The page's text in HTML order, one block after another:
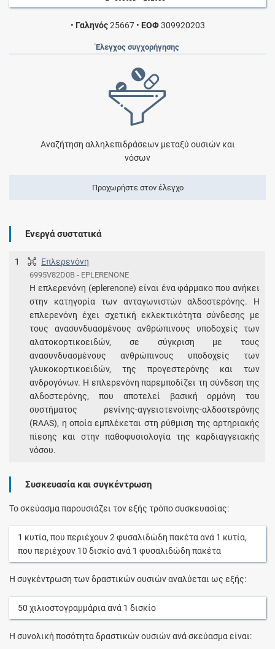
• Γαληνός25667 • ΕΟΦ309920203
Έλεγχος συγχορήγησης
Αναζήτηση αλληλεπιδράσεων μεταξύ ουσιών και
νόσων
Προχωρήστε στον έλεγχο
Ενεργά συστατικά
1 Επλερενόνη
6995V82D0B - EPLERENONE
Η επλερενόνη (eplerenone) είναι ένα φάρμακο που ανήκει
στην κατηγορία των ανταγωνιστών αλδοστερόνης. Η
επλερενόνη έχει σχετική εκλεκτικότητα σύνδεσης με
τους ανασυνδυασμένους ανθρώπινους υποδοχείς των
αλατοκορτικοειδών, σε σύγκριση με τους
ανασυνδυασμένους ανθρώπινους υποδοχείς των
γλυκοκορτικοειδών, της προγεστερόνης και των
ανδρογόνων. Η επλερενόνη παρεμποδίζει τη σύνδεση της
αλδοστερόνης, που αποτελεί βασική ορμόνη του
συστήματος ρενίνης-αγγειοτενσίνης-αλδοστερόνης
(RAAS), η οποία εμπλέκεται στη ρύθμιση της αρτηριακής
πίεσης και στην παθοφυσιολογία της καρδιαγγειακής
νόσου.
Συσκευασία και συγκέντρωση
Το σκεύασμα παρουσιάζει τον εξής τρόπο συσκευασίας:
1 κυτία, που περιέχουν2 φυσαλιδώδη πακέταανά 1 κυτία,
που περιέχουν 10 δισκίοανά 1 φυσαλιδώδη πακέτα
Η συγκέντρωση των δραστικών ουσιών αναλύεται ως εξής:
50 χιλιοστογραμμάριαανά 1 δισκίο
Η συνολική ποσότητα δραστικών ουσιών ανά σκεύασμα είναι: